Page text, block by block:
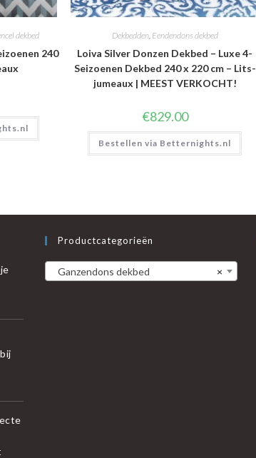
dekbed
240
Dekbedden, Eendendons dekbed
Loiva Silver Donzen Dekbed – Luxe 4-
Seizoenen Dekbed 240 x 220 cm – Lits-
jumeaux | MEEST VERKOCHT!
€829.00
Bestellen via Betternights.nl
Productcategorieën
×
Ganzendons dekbed